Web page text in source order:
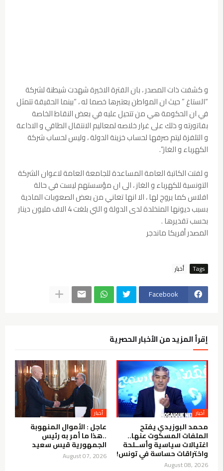
و كشفت ذات المصدر ، بان الفترة الاخيرة شهدت شيطنة لشركة
“الستاغ ” حيث ان المواطن يعتبرها خصما له ، “بينما الحقيقة تتمثل
في ان الحكومة هي من تتحيل عليه في بعض النقاط الخاصة
بفاتورته و ذلك على غرار خلاصه لمعاليم الانتقال الطاقي و الاذاعة
و التلفزة ليتم صرفها لحساب خزينة الدولة ، وليس لحساب شركة
الكهرباء و الغاز”.
و لفتت الكاتبة العامة المساعدة للجامعة العامة لاعوان الشركة
التونسية للكهرباء و الغاز ، الى ان مؤسستهم ليست في حالة
افلاس كما يروج لها ، الا انها تعاني من بعض الصعوبات المادية
بسبب ديونها المتخلدة لدى الدولة و التي بلغت 4 الاف مليون دينار
بحسب تقديرها .
المصدر أفريكا ماندجر
Tags أخبار
Facebook
إقرأ المزيد من الأخبار الحصرية
أخبار
محمد البوزيدي يفتح
الملفات المسكوت عنها..
اغتيالات سياسية وأســلحة
واختراقات حساسة في تونس!
August 08, 2026
أخبار
عاجل : الأموال المنهوبة
..هذا ما أمر به رئيس
الجمهورية قيس سعيد
August 07, 2026